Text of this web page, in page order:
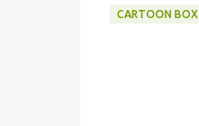
CARTOON BOX